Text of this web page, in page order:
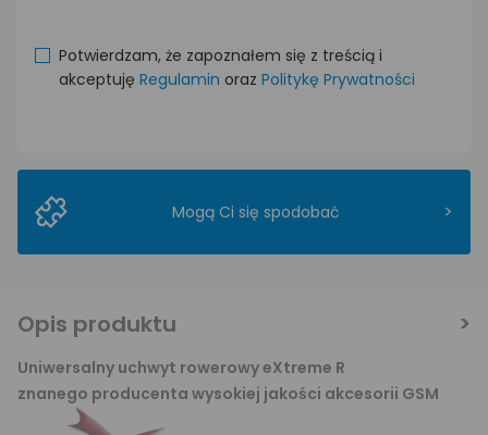
Potwierdzam, że zapoznałem się z treścią i
akceptuję Regulamin oraz Politykę Prywatności
Mogą Ci się spodobać >
Opis produktu
Uniwersalny uchwyt rowerowy eXtreme R
znanego producenta wysokiej jakości akcesorii GSM